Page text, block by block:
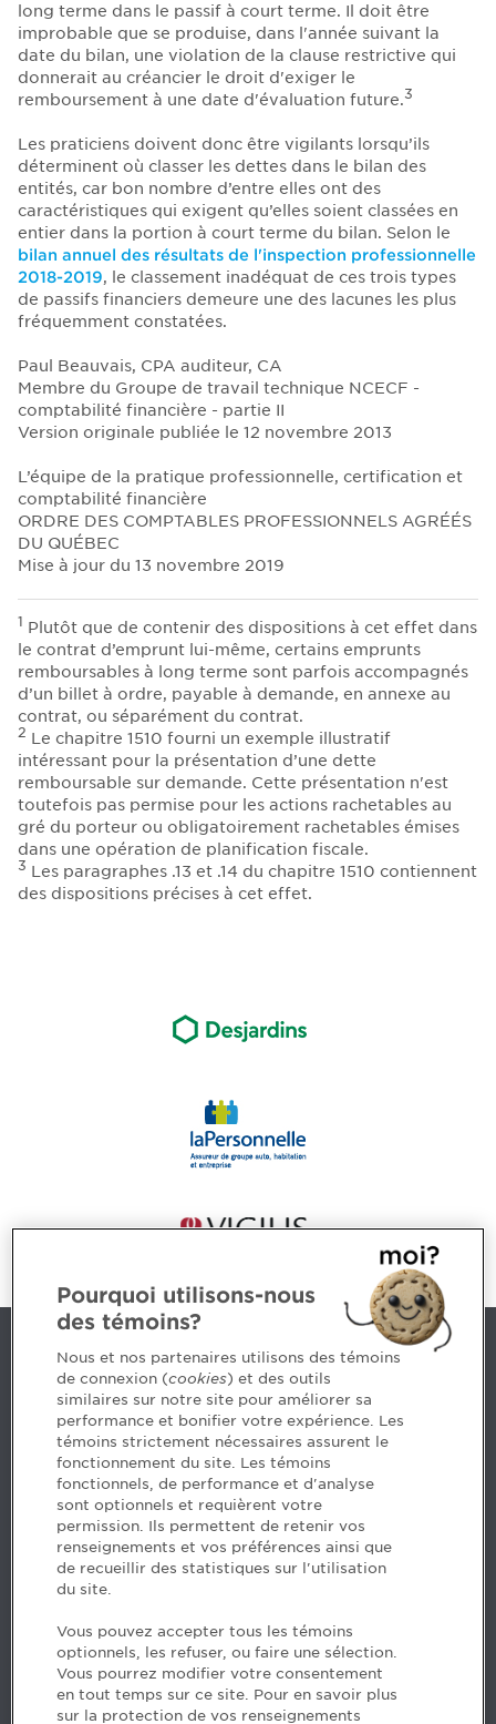
long terme dans le passif à court terme. Il doit être
improbable que se produise, dans l'année suivant la
date du bilan, une violation de la clause restrictive qui
donnerait au créancier le droit d'exiger le
remboursement à une date d'évaluation future.3
Les praticiens doivent donc être vigilants lorsqu’ils
déterminent où classer les dettes dans le bilan des
entités, car bon nombre d’entre elles ont des
caractéristiques qui exigent qu’elles soient classées en
entier dans la portion à court terme du bilan. Selon le
bilan annuel des résultats de l'inspection professionnelle
2018-2019, le classement inadéquat de ces trois types
de passifs financiers demeure une des lacunes les plus
fréquemment constatées.
Paul Beauvais, CPA auditeur, CA
Membre du Groupe de travail technique NCECF -
comptabilité financière - partie II
Version originale publiée le 12 novembre 2013
L’équipe de la pratique professionnelle, certification et
comptabilité financière
ORDRE DES COMPTABLES PROFESSIONNELS AGRÉÉS
DU QUÉBEC
Mise à jour du 13 novembre 2019
1 Plutôt que de contenir des dispositions à cet effet dans
le contrat d’emprunt lui-même, certains emprunts
remboursables à long terme sont parfois accompagnés
d’un billet à ordre, payable à demande, en annexe au
contrat, ou séparément du contrat.
2 Le chapitre 1510 fourni un exemple illustratif
intéressant pour la présentation d’une dette
remboursable sur demande. Cette présentation n'est
toutefois pas permise pour les actions rachetables au
gré du porteur ou obligatoirement rachetables émises
dans une opération de planification fiscale.
3 Les paragraphes .13 et .14 du chapitre 1510 contiennent
des dispositions précises à cet effet.
Nous joindre
5, Place Ville Marie, bureau 800, Montréal (Québec)
H3B 2G2
www.cpaquebec.ca
Des questions? Faites appel à notre équipe >
Envie de mettre de l’Ordre dans votre carrière? Voyez
les postes disponibles >
Facebook - Devenir CPA
Instagram
LinkedIn - CPA
LinkedIn - 20 minutes CPA
Pourquoi utilisons-nous
des témoins?
Nous et nos partenaires utilisons des témoins
de connexion (cookies) et des outils
similaires sur notre site pour améliorer sa
performance et bonifier votre expérience. Les
témoins strictement nécessaires assurent le
fonctionnement du site. Les témoins
fonctionnels, de performance et d'analyse
sont optionnels et requièrent votre
permission. Ils permettent de retenir vos
renseignements et vos préférences ainsi que
de recueillir des statistiques sur l'utilisation
du site.
Vous pouvez accepter tous les témoins
optionnels, les refuser, ou faire une sélection.
Vous pourrez modifier votre consentement
en tout temps sur ce site. Pour en savoir plus
sur la protection de vos renseignements